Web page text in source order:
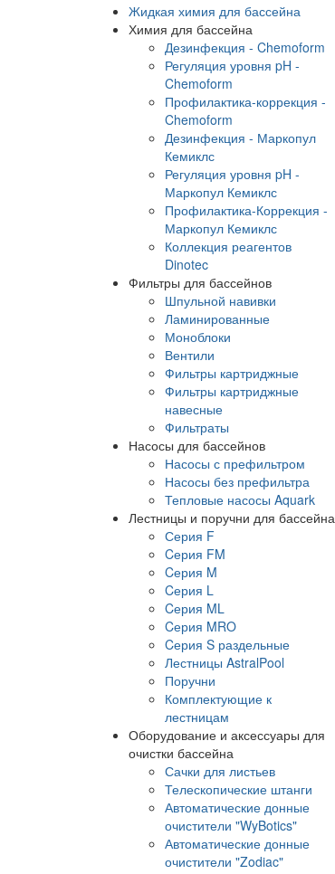
Жидкая химия для бассейна
Химия для бассейна
Дезинфекция - Chemoform
Регуляция уровня pH -
Chemoform
Профилактика-коррекция -
Chemoform
Дезинфекция - Маркопул
Кемиклс
Регуляция уровня pH -
Маркопул Кемиклс
Профилактика-Коррекция -
Маркопул Кемиклс
Коллекция реагентов
Dinotec
Фильтры для бассейнов
Шпульной навивки
Ламинированные
Моноблоки
Вентили
Фильтры картриджные
Фильтры картриджные
навесные
Фильтраты
Насосы для бассейнов
Насосы с префильтром
Насосы без префильтра
Тепловые насосы Aquark
Лестницы и поручни для бассейна
Серия F
Cерия FM
Cерия M
Cерия L
Cерия ML
Cерия MRO
Cерия S раздельные
Лестницы AstralPool
Поручни
Комплектующие к
лестницам
Оборудование и аксессуары для
очистки бассейна
Сачки для листьев
Телескопические штанги
Автоматические донные
очистители "WyBotics"
Автоматические донные
очистители "Zodiac"